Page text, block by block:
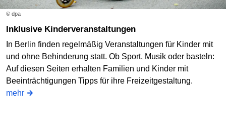
© dpa
Inklusive Kinderveranstaltungen
In Berlin finden regelmäßig Veranstaltungen für Kinder mit
und ohne Behinderung statt. Ob Sport, Musik oder basteln:
Auf diesen Seiten erhalten Familien und Kinder mit
Beeinträchtigungen Tipps für ihre Freizeitgestaltung.
mehr